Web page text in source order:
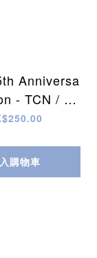
Anniversa
- TCN / 蛙
週年紀念
購物車